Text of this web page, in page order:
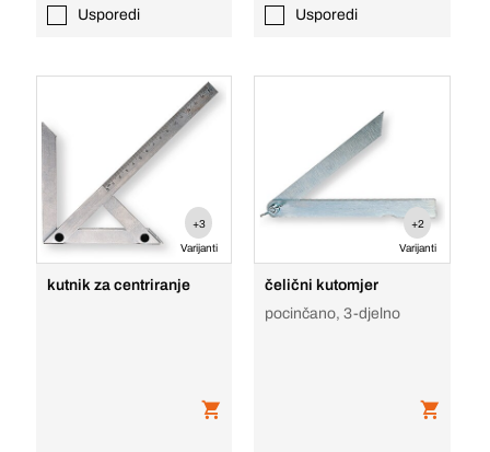
Usporedi Usporedi
+3
Varijanti
kutnik za centriranje
+2
Varijanti
čelični kutomjer
pocinčano, 3-djelno